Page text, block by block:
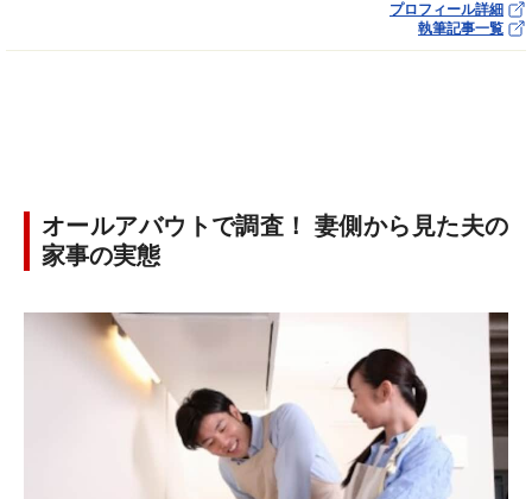
プロフィール詳細
執筆記事一覧
オールアバウトで調査！ 妻側から見た夫の
家事の実態